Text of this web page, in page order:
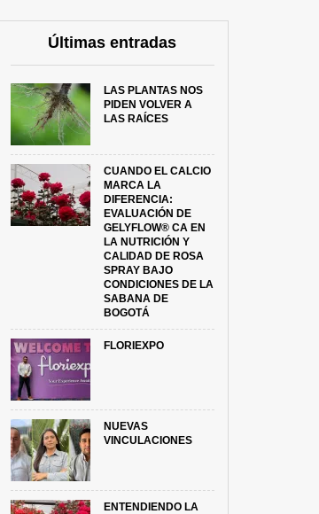
Últimas entradas
LAS PLANTAS NOS
PIDEN VOLVER A
LAS RAÍCES
CUANDO EL CALCIO
MARCA LA
DIFERENCIA:
EVALUACIÓN DE
GELYFLOW® CA EN
LA NUTRICIÓN Y
CALIDAD DE ROSA
SPRAY BAJO
CONDICIONES DE LA
SABANA DE
BOGOTÁ
FLORIEXPO
NUEVAS
VINCULACIONES
ENTENDIENDO LA